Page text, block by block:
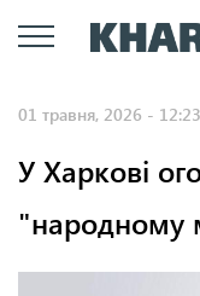
01 травня, 2026 - 12:23
У Харкові
"народному